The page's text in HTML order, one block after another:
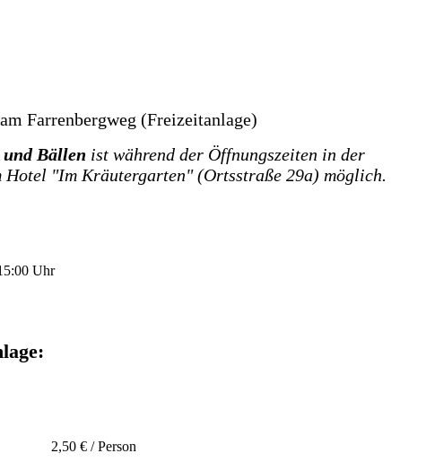
Farrenbergweg (Freizeitanlage)
Bällen ist während der Öffnungszeiten in der
"Im Kräutergarten" (Ortsstraße 29a) möglich.
Uhr
2,50 € / Person